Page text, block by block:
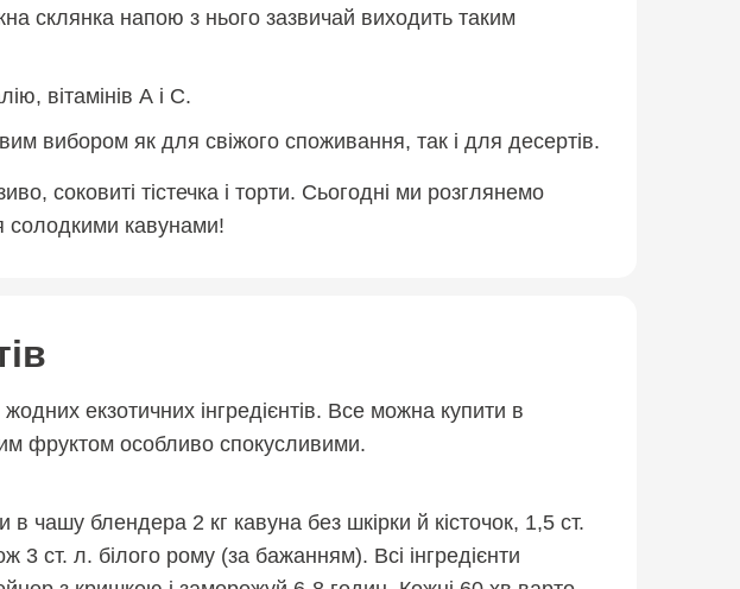
склянка напою з нього зазвичай виходить таким
вітамінів А і С.
вибором як для свіжого споживання, так і для десертів.
соковиті тістечка і торти. Сьогодні ми розглянемо
солодкими кавунами!
екзотичних інгредієнтів. Все можна купити в
фруктом особливо спокусливими.
блендера 2 кг кавуна без шкірки й кісточок, 1,5 ст.
3 ст. л. білого рому (за бажанням). Всі інгредієнти